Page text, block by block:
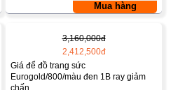
Mua hàng
3,160,000đ
2,412,500đ
Giá để đồ trang sức
Eurogold/800/màu đen 1B ray giảm
chấn